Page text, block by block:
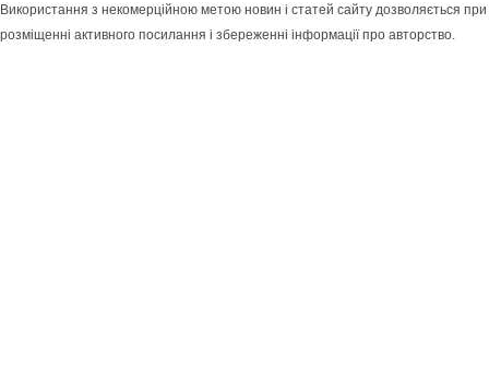
Використання з некомерційною метою новин і статей сайту дозволяється при
розміщенні активного посилання і збереженні інформації про авторство.